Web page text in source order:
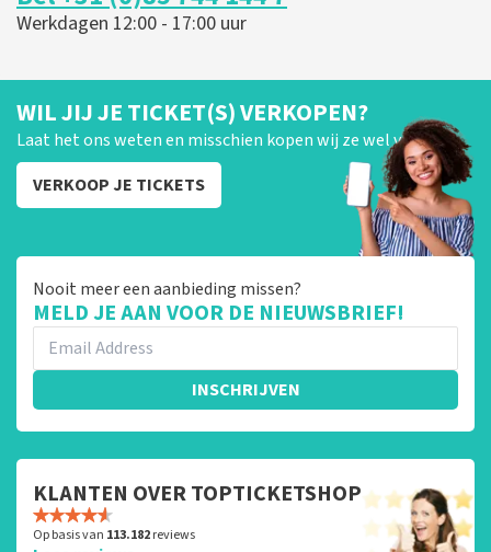
Werkdagen 12:00 - 17:00 uur
WIL JIJ JE TICKET(S) VERKOPEN?
Laat het ons weten en misschien kopen wij ze wel van je!
VERKOOP JE TICKETS
Nooit meer een aanbieding missen?
MELD JE AAN VOOR DE NIEUWSBRIEF!
INSCHRIJVEN
KLANTEN OVER TOPTICKETSHOP
Op basis van 113.182reviews